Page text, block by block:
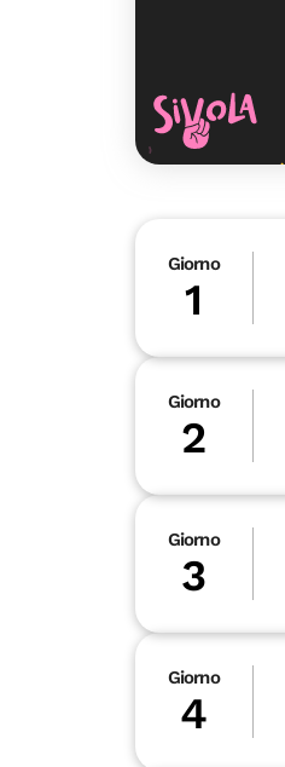
Giorno
1
Giorno
2
Giorno
3
Giorno
4